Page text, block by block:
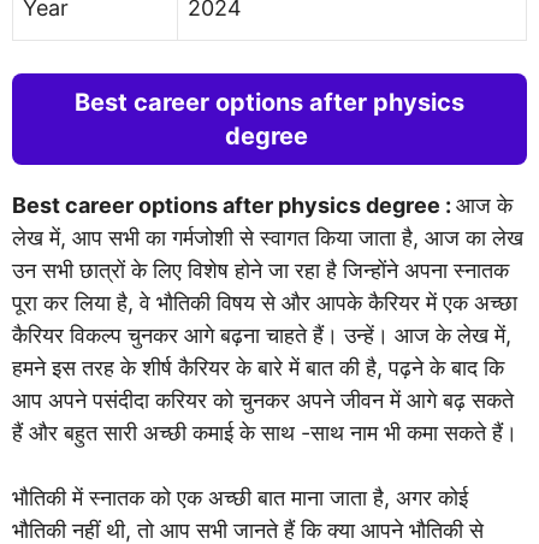
Year 2024
Best career options after physics
degree
Best career options after physics degree : आज के
लेख में, आप सभी का गर्मजोशी से स्वागत किया जाता है, आज का लेख
उन सभी छात्रों के लिए विशेष होने जा रहा है जिन्होंने अपना स्नातक
पूरा कर लिया है, वे भौतिकी विषय से और आपके कैरियर में एक अच्छा
कैरियर विकल्प चुनकर आगे बढ़ना चाहते हैं। उन्हें। आज के लेख में,
हमने इस तरह के शीर्ष कैरियर के बारे में बात की है, पढ़ने के बाद कि
आप अपने पसंदीदा करियर को चुनकर अपने जीवन में आगे बढ़ सकते
हैं और बहुत सारी अच्छी कमाई के साथ -साथ नाम भी कमा सकते हैं।
भौतिकी में स्नातक को एक अच्छी बात माना जाता है, अगर कोई
भौतिकी नहीं थी, तो आप सभी जानते हैं कि क्या आपने भौतिकी से